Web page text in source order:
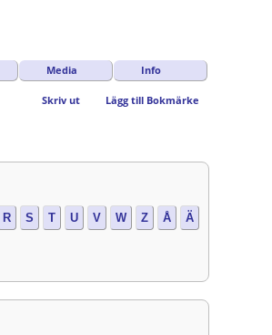
Media Info
Skriv ut Lägg till Bokmärke
R S T U V W Z Å Ä